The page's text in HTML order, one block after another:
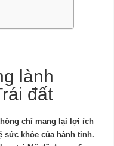
lành
đất
chỉ mang lại lợi ích
sức khỏe của hành tinh.